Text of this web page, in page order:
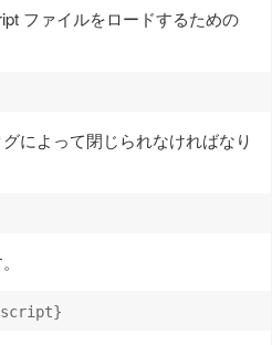
ファイルをロードするための
によって閉じられなければなり